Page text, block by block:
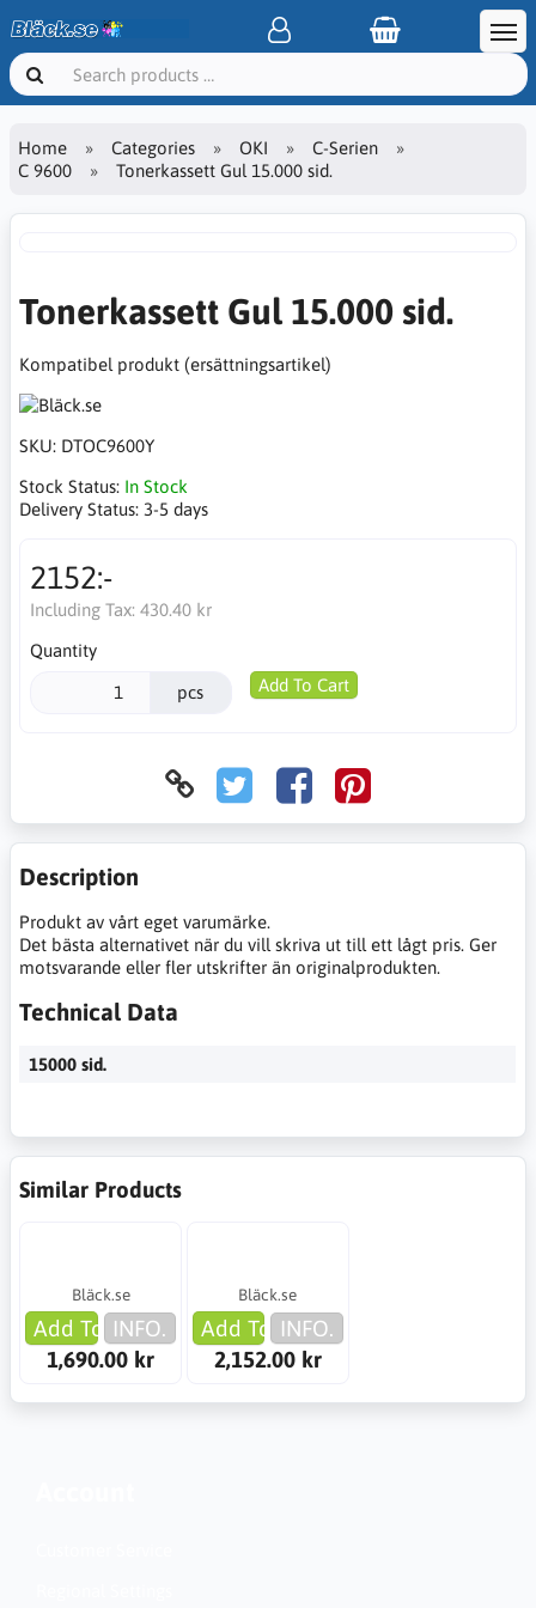
Home Categories OKI
C-Serien
C 9600
Tonerkassett Gul 15.000 sid.
Tonerkassett Gul 15.000 sid.
Kompatibel produkt (ersättningsartikel)
SKU: DTOC9600Y
Stock Status: In Stock
Delivery Status: 3-5 days
2152:-
Including Tax: 430.40 kr
Quantity
pcs Add To Cart
Description
Produkt av vårt eget varumärke.
Det bästa alternativet när du vill skriva ut till ett lågt pris. Ger
motsvarande eller fler utskrifter än originalprodukten.
Technical Data
15000 sid.
Similar Products
Bläck.se
Add To Cart
INFO.
1,690.00 kr
Bläck.se
Add To Cart
INFO.
2,152.00 kr